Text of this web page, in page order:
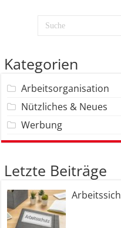
Kategorien
Arbeitsorganisation
Nützliches & Neues
Werbung
Letzte Beiträge